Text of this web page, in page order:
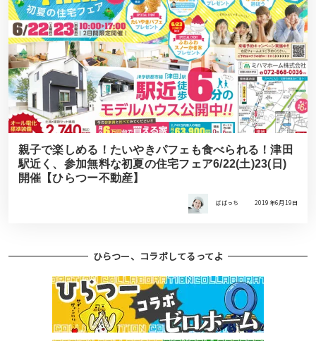
親子で楽しめる！たいやきパフェも食べられる！津田
駅近く、参加無料な初夏の住宅フェア6/22(土)23(日)
開催【ひらつー不動産】
ばばっち 2019年6月19日
ひらつー、コラボしてるってよ